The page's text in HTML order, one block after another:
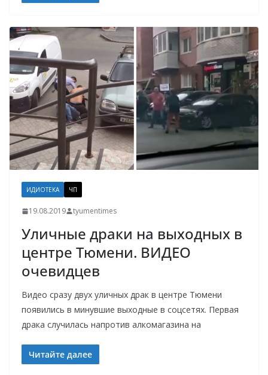
ИДИОТЕКА ЧП
19.08.2019 tyumentimes
Уличные драки на выходных в
центре Тюмени. ВИДЕО
очевидцев
Видео сразу двух уличных драк в центре Тюмени
появились в минувшие выходные в соцсетях. Первая
драка случилась напротив алкомагазина на
Читайте далее